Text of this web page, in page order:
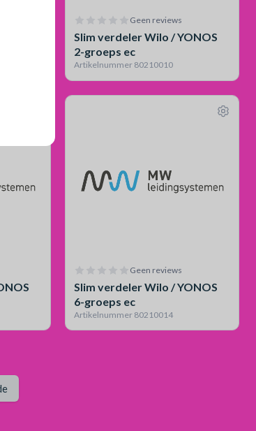
Geen reviews
Slim verdeler Wilo / YONOS
2-groeps ec
Artikelnummer 80210010
Geen reviews
Slim verdeler Wilo / YONOS
6-groeps ec
Artikelnummer 80210014